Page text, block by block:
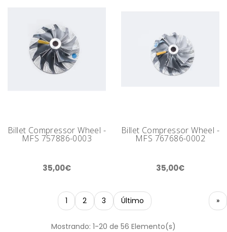
Billet Compressor Wheel -
MFS 757886-0003
35,00€
Billet Compressor Wheel -
MFS 767686-0002
35,00€
1 2 3 »
Último
Mostrando: 1-20 de 56 Elemento(s)